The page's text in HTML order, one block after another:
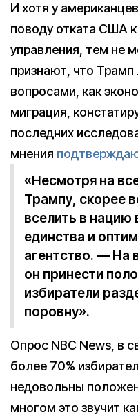
И хотя у
поводу отката США
управления, тем не
признают, что Трамп
вопросами, как
миграция,
последних
мнения
«Несмотря на
Трампу, скорее
вселить в нацию
единства и
агентство. — На
он принести
избиратели
поровну».
Опрос NBC News, в
более 70%
недовольны
многом это звучит